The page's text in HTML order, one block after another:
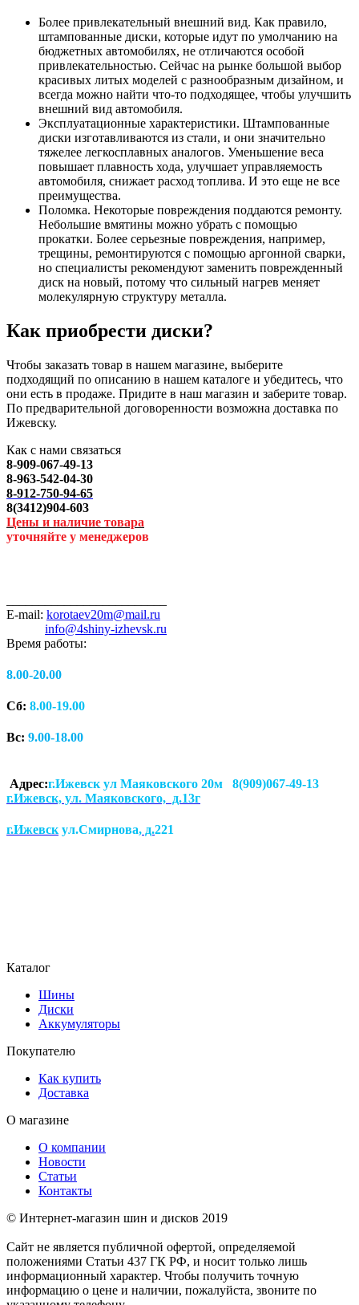
Более привлекательный внешний вид. Как правило,
штампованные диски, которые идут по умолчанию на
бюджетных автомобилях, не отличаются особой
привлекательностью. Сейчас на рынке большой выбор
красивых литых моделей с разнообразным дизайном, и
всегда можно найти что-то подходящее, чтобы улучшить
внешний вид автомобиля.
Эксплуатационные характеристики. Штампованные
диски изготавливаются из стали, и они значительно
тяжелее легкосплавных аналогов. Уменьшение веса
повышает плавность хода, улучшает управляемость
автомобиля, снижает расход топлива. И это еще не все
преимущества.
Поломка. Некоторые повреждения поддаются ремонту.
Небольшие вмятины можно убрать с помощью
прокатки. Более серьезные повреждения, например,
трещины, ремонтируются с помощью аргонной сварки,
но специалисты рекомендуют заменить поврежденный
диск на новый, потому что сильный нагрев меняет
молекулярную структуру металла.
Как приобрести диски?
Чтобы заказать товар в нашем магазине, выберите
подходящий по описанию в нашем каталоге и убедитесь, что
они есть в продаже. Придите в наш магазин и заберите товар.
По предварительной договоренности возможна доставка по
Ижевску.
Как с нами связаться
8-909-067-49-13
8-963-542-04-30
8-912-750-94-65
8(3412)904-603
Цены и наличие товара
уточняйте у менеджеров
E-mail: korotaev20m@mail.ru
info@4shiny-izhevsk.ru
Время работы:
8.00-20.00
Сб: 8.00-19.00
Вс: 9.00-18.00
Адрес:г.Ижевск ул Маяковского 20м 8(909)067-49-13
г.Ижевск, ул. Маяковского, д.13г
г.Ижевск ул.Смирнова, д.221
Каталог
Шины
Диски
Аккумуляторы
Покупателю
Как купить
Доставка
О магазине
О компании
Новости
Статьи
Контакты
© Интернет-магазин шин и дисков 2019
Сайт не является публичной офертой, определяемой
положениями Статьи 437 ГК РФ, и носит только лишь
информационный характер. Чтобы получить точную
информацию о цене и наличии, пожалуйста, звоните по